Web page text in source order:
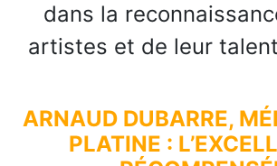
dans la
artistes et de leur
ARNAUD DUBARRE,
PLATINE :